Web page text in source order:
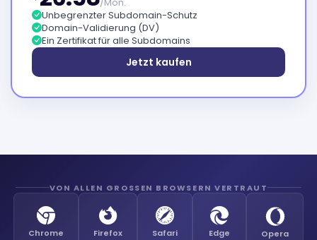
Unbegrenzter Subdomain-Schutz
Domain-Validierung (DV)
Ein Zertifikat für alle Subdomains
Jetzt kaufen
VON ALLEN GROSSEN BROWSERN VERTRAUT
Chrome Firefox Safari Edge Opera